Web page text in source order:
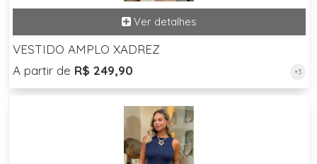
VESTIDO AMPLO XADREZ
A partir de R$ 249,90 +3